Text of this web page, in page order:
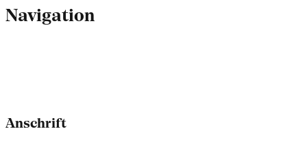
Navigation
Anschrift